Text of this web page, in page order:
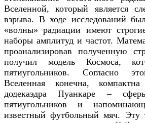
Вселенной, который является
взрыва. В ходе исследований
«волны» радиации имеют
наборы амплитуд и частот.
проанализировав полученную
получил модель Космоса,
пятиугольников. Согласно
Вселенная конечна,
додекаэдра Пуанкаре –
пятиугольников и
известный футбольный мяч. Эту